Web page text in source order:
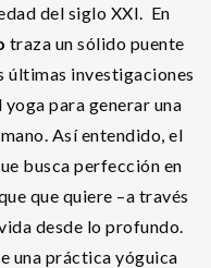
del siglo XXI. En
traza un sólido puente
últimas investigaciones
para generar una
Así entendido, el
busca perfección en
que quiere –a través
desde lo profundo.
una práctica yóguica